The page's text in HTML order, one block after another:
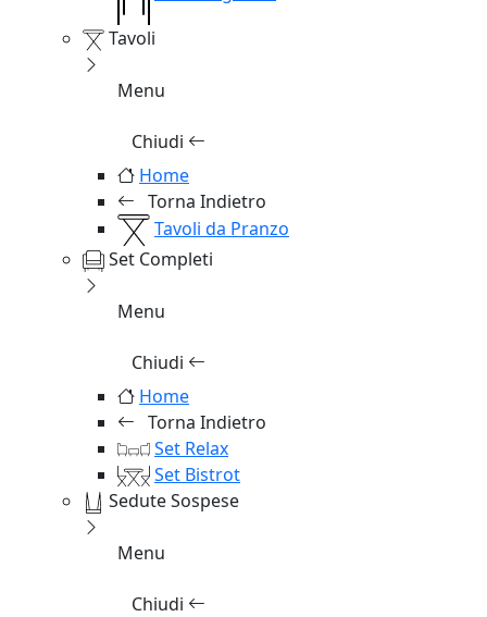
Tavoli
Menu
Chiudi
Home
Torna Indietro
Tavoli da Pranzo
Set Completi
Menu
Chiudi
Home
Torna Indietro
Set Relax
Set Bistrot
Sedute Sospese
Menu
Chiudi